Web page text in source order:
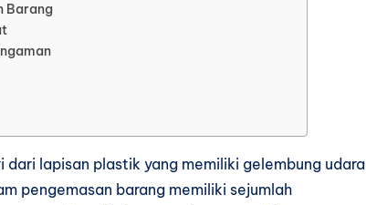
Barang
dari lapisan plastik yang memiliki gelembung udara
pengemasan barang memiliki sejumlah